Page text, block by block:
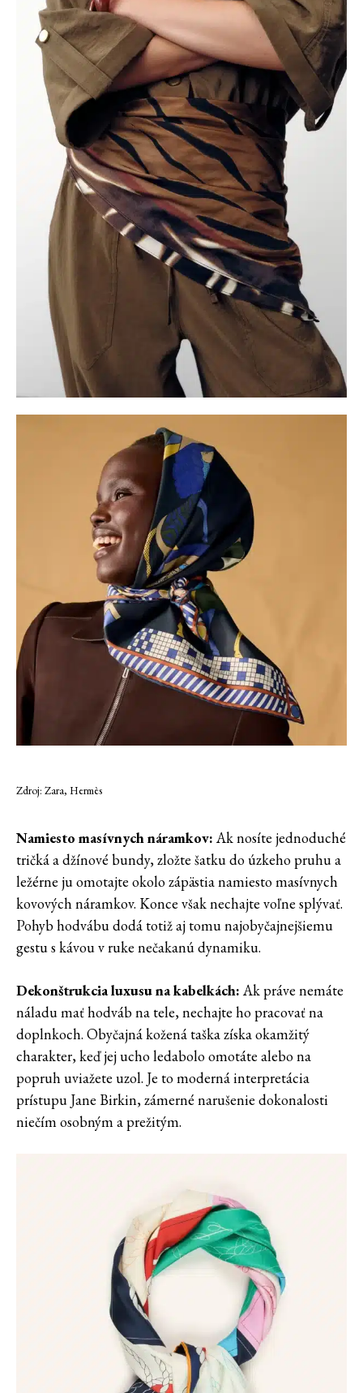
Zdroj: Zara, Hermès
Namiesto masívnych náramkov: Ak nosíte jednoduché
tričká a džínové bundy, zložte šatku do úzkeho pruhu a
ležérne ju omotajte okolo zápästia namiesto masívnych
kovových náramkov. Konce však nechajte voľne splývať.
Pohyb hodvábu dodá totiž aj tomu najobyčajnejšiemu
gestu s kávou v ruke nečakanú dynamiku.
Dekonštrukcia luxusu na kabelkách: Ak práve nemáte
náladu mať hodváb na tele, nechajte ho pracovať na
doplnkoch. Obyčajná kožená taška získa okamžitý
charakter, keď jej ucho ledabolo omotáte alebo na
popruh uviažete uzol. Je to moderná interpretácia
prístupu Jane Birkin, zámerné narušenie dokonalosti
niečím osobným a prežitým.